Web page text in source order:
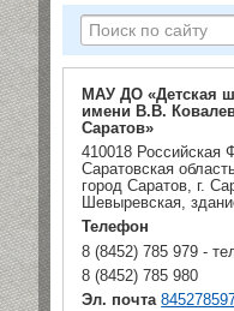
МАУ ДО «Детская
имени В.В.
Саратов»
410018 Российская
Саратовская
город Саратов, г.
Шевыревская,
Телефон
8 (8452) 785 979 -
8 (8452) 785 980
Эл. почта